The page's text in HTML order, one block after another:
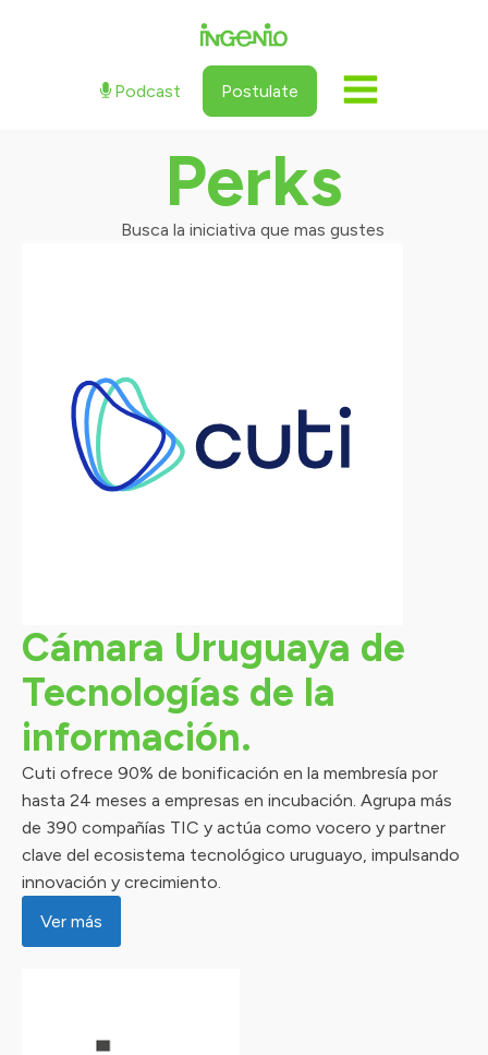
Podcast Postulate
Perks
Busca la iniciativa que mas gustes
Cámara Uruguaya de
Tecnologías de la
información.
Cuti ofrece 90% de bonificación en la membresía por
hasta 24 meses a empresas en incubación. Agrupa más
de 390 compañías TIC y actúa como vocero y partner
clave del ecosistema tecnológico uruguayo, impulsando
innovación y crecimiento.
Ver más